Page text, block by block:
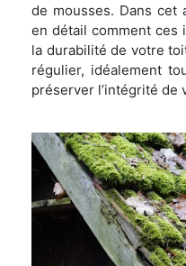
de mousses. Dans cet
en détail comment ces
la durabilité de votre
régulier, idéalement
préserver l’intégrité de